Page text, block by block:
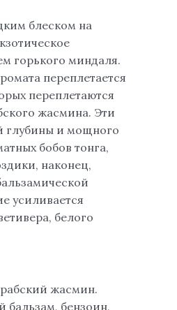
блеском на
горького миндаля.
переплетается
переплетаются
жасмина. Эти
глубины и мощного
бобов тонга,
наконец,
усиливается
белого
жасмин.
бальзам, бензоин,